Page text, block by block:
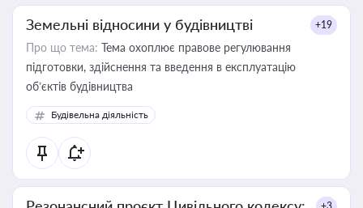
Земельні відносини у будівництві +19
Про що тема: Тема охоплює правове регулювання
підготовки, здійснення та введення в експлуатацію
об’єктів будівництва
Будівельна діяльність